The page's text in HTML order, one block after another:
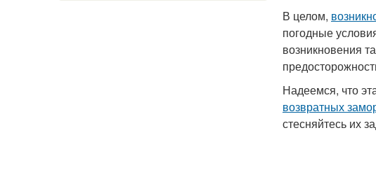
В целом,
погодные
возникновения
Надеемся, что
возвратных
стесняйтесь их